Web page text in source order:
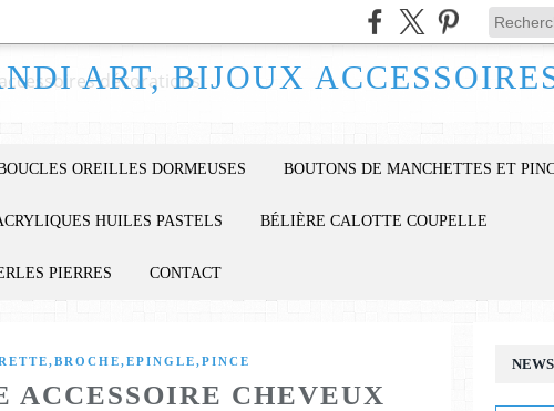
OREILLES DORMEUSES BOUTONS DE MANCHETTES ET
HUILES PASTELS BÉLIÈRE CALOTTE COUPELLE
PIERRES CONTACT
ACCESSOIRE CHEVEUX